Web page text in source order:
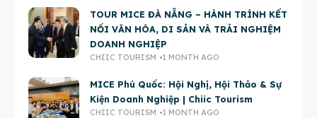
TOUR MICE ĐÀ NẴNG – HÀNH TRÌNH KẾT
NỐI VĂN HÓA, DI SẢN VÀ TRẢI NGHIỆM
DOANH NGHIỆP
CHIIC TOURISM 1 MONTH AGO
MICE Phú Quốc: Hội Nghị, Hội Thảo & Sự
Kiện Doanh Nghiệp | Chiic Tourism
CHIIC TOURISM 1 MONTH AGO